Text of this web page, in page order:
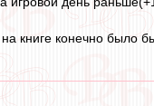
книге конечно было